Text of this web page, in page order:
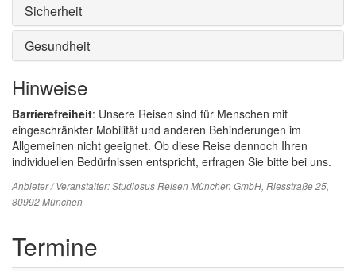
Sicherheit
Gesundheit
Hinweise
Barrierefreiheit: Unsere Reisen sind für Menschen mit
eingeschränkter Mobilität und anderen Behinderungen im
Allgemeinen nicht geeignet. Ob diese Reise dennoch Ihren
individuellen Bedürfnissen entspricht, erfragen Sie bitte bei uns.
Anbieter / Veranstalter:Studiosus Reisen München GmbH, Riesstraße 25,
80992 München
Termine